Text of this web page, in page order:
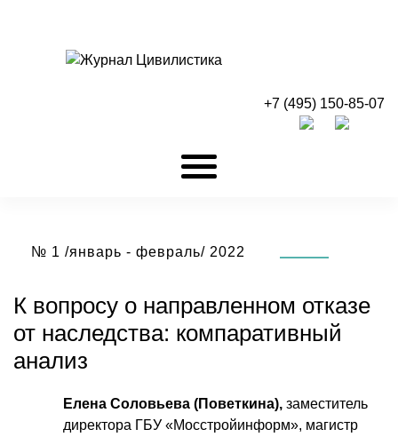
+7 (495) 150-85-07
№ 1 /январь - февраль/ 2022
К вопросу о направленном отказе
от наследства: компаративный
анализ
Елена Соловьева (Поветкина), заместитель
директора ГБУ «Мосстройинформ», магистр